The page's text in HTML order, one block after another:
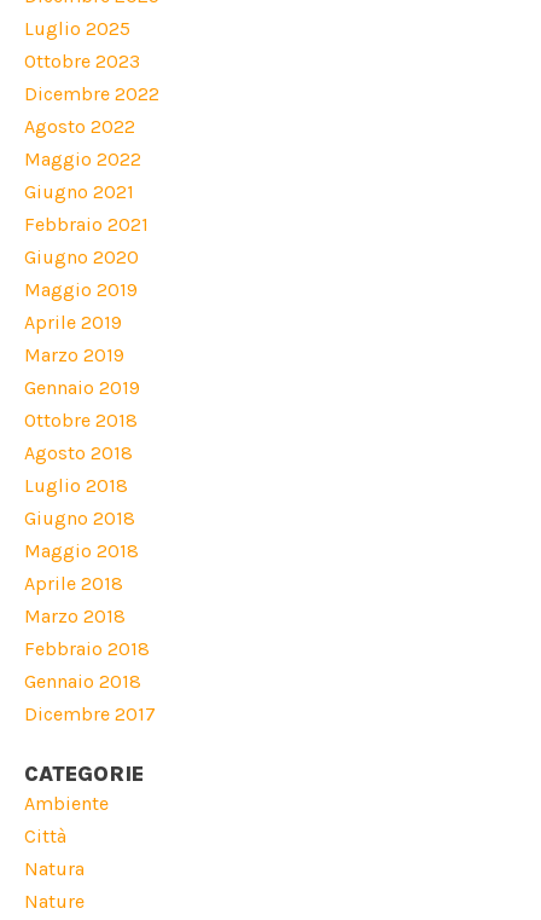
Luglio 2025
Ottobre 2023
Dicembre 2022
Agosto 2022
Maggio 2022
Giugno 2021
Febbraio 2021
Giugno 2020
Maggio 2019
Aprile 2019
Marzo 2019
Gennaio 2019
Ottobre 2018
Agosto 2018
Luglio 2018
Giugno 2018
Maggio 2018
Aprile 2018
Marzo 2018
Febbraio 2018
Gennaio 2018
Dicembre 2017
CATEGORIE
Ambiente
Città
Natura
Nature